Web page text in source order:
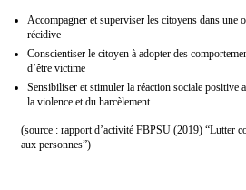
Accompagner et superviser les citoyens dans une
récidive
Conscientiser le citoyen à adopter des
d’être victime
Sensibiliser et stimuler la réaction sociale positive
la violence et du harcèlement.
(source : rapport d’activité FBPSU (2019) “Lutter
aux personnes”)